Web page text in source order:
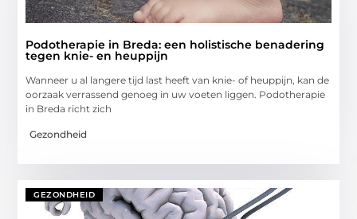
Podotherapie in Breda: een holistische benadering
tegen knie- en heuppijn
Wanneer u al langere tijd last heeft van knie- of heuppijn, kan de
oorzaak verrassend genoeg in uw voeten liggen. Podotherapie
in Breda richt zich
Gezondheid
GEZONDHEID